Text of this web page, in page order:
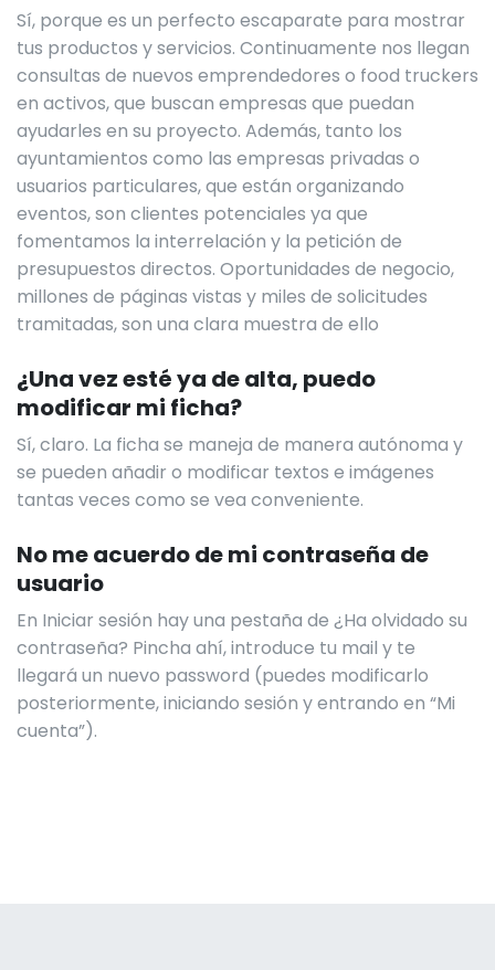
Sí, porque es un perfecto escaparate para mostrar
tus productos y servicios. Continuamente nos llegan
consultas de nuevos emprendedores o food truckers
en activos, que buscan empresas que puedan
ayudarles en su proyecto. Además, tanto los
ayuntamientos como las empresas privadas o
usuarios particulares, que están organizando
eventos, son clientes potenciales ya que
fomentamos la interrelación y la petición de
presupuestos directos. Oportunidades de negocio,
millones de páginas vistas y miles de solicitudes
tramitadas, son una clara muestra de ello
¿Una vez esté ya de alta, puedo
modificar mi ficha?
Sí, claro. La ficha se maneja de manera autónoma y
se pueden añadir o modificar textos e imágenes
tantas veces como se vea conveniente.
No me acuerdo de mi contraseña de
usuario
En Iniciar sesión hay una pestaña de ¿Ha olvidado su
contraseña? Pincha ahí, introduce tu mail y te
llegará un nuevo password (puedes modificarlo
posteriormente, iniciando sesión y entrando en “Mi
cuenta”).